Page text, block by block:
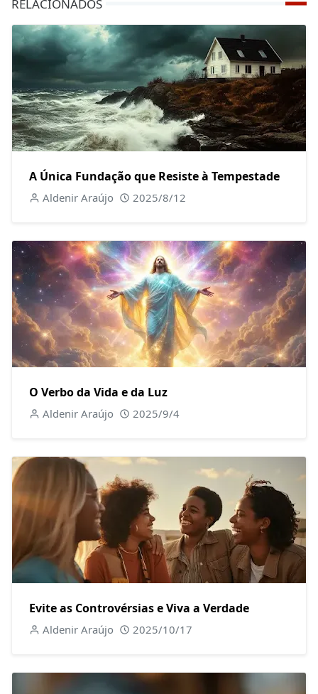
RELACIONADOS
A Única Fundação que Resiste à Tempestade
Aldenir Araújo 2025/8/12
O Verbo da Vida e da Luz
Aldenir Araújo 2025/9/4
Evite as Controvérsias e Viva a Verdade
Aldenir Araújo 2025/10/17